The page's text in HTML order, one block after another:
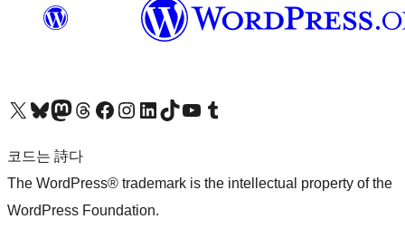
X(이전 트위터) 계정 방문하기블루스카이 계정 방문하기마스토돈 계정 방문하기스레드 계정 방문하기 페이스북 페이지 방문하기인스타그램 계정 방문하기 LinkedIn 계정 방문하기틱톡 계정 방문하기유튜브 채널 방문하기 텀블러 계정 방문하기
코드는 詩다
The WordPress® trademark is the intellectual property of the
WordPress Foundation.